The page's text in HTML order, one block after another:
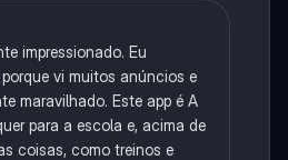
impressionado. Eu
vi muitos anúncios e
maravilhado. Este app é A
para a escola e, acima de
coisas, como treinos e